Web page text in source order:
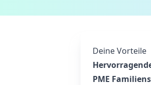
Deine Vorteile
PME